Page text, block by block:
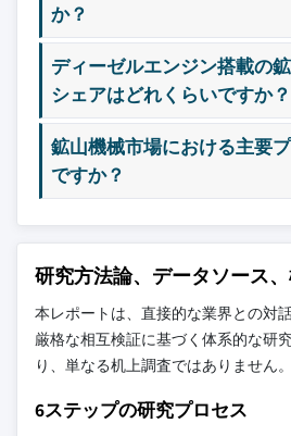
か？
ディーゼルエンジン搭載の
シェアはどれくらいですか？
鉱山機械市場における主要
ですか？
研究方法論、データソース
本レポートは、直接的な業界との対
厳格な相互検証に基づく体系的な研
り、単なる机上調査ではありません。
6ステップの研究プロセス